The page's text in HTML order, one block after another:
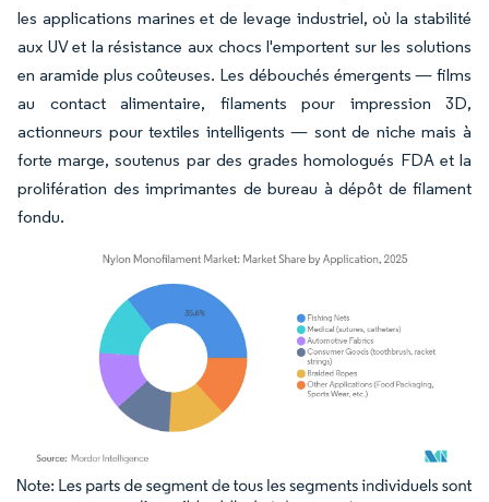
les applications marines et de levage industriel, où la stabilité
aux UV et la résistance aux chocs l'emportent sur les solutions
en aramide plus coûteuses. Les débouchés émergents — films
au contact alimentaire, filaments pour impression 3D,
actionneurs pour textiles intelligents — sont de niche mais à
forte marge, soutenus par des grades homologués FDA et la
prolifération des imprimantes de bureau à dépôt de filament
fondu.